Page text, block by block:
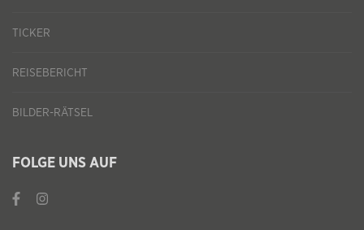
TICKER
REISEBERICHT
BILDER-RÄTSEL
FOLGE UNS AUF